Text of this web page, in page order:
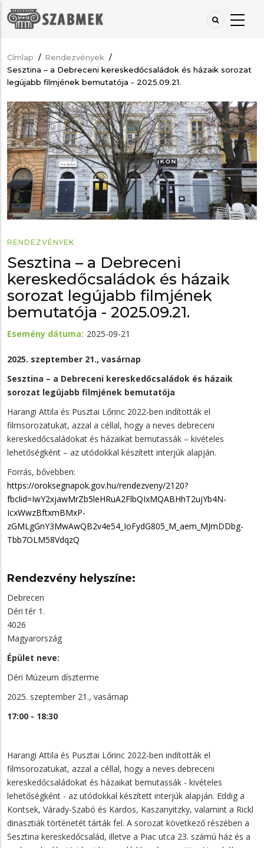
Ugrás
Morzsa
Címlap / Rendezvények /
Sesztina – a Debreceni kereskedőcsaládok és házaik sorozat
legújabb filmjének bemutatója - 2025.09.21.
RENDEZVÉNYEK
Sesztina – a Debreceni
kereskedőcsaládok és házaik
sorozat legújabb filmjének
bemutatója - 2025.09.21.
Esemény dátuma 2025-09-21
2025. szeptember 21., vasárnap
Sesztina – a Debreceni kereskedőcsaládok és házaik
sorozat legújabb filmjének bemutatója
Harangi Attila és Pusztai Lőrinc 2022-ben indították el
filmsorozatukat, azzal a céllal, hogy a neves debreceni
kereskedőcsaládokat és házaikat bemutassák – kivételes
lehetőségként – az utódokkal készített interjúk alapján.
Forrás, bővebben:
https://oroksegnapok.gov.hu/rendezveny/2120?
fbclid=IwY2xjawMrZb5leHRuA2FlbQIxMQABHhT2ujYb4N-
IcxWwzBftxmBMxP-
zGMLgGnY3MwAwQB2v4e54_IoFydG805_M_aem_MJmDDbg-
Tbb7OLM58VdqzQ
Rendezvény helyszíne:
Debrecen
Déri tér 1.
4026
Magyarország
Épület neve:
Déri Múzeum díszterme
2025. szeptember 21., vasárnap
17:00 - 18:30
Harangi Attila és Pusztai Lőrinc 2022-ben indították el
filmsorozatukat, azzal a céllal, hogy a neves debreceni
kereskedőcsaládokat és házaikat bemutassák - kivételes
lehetőségként - az utódokkal készített interjúk alapján. Eddig a
Kontsek, Várady-Szabó és Kardos, Kaszanyitzky, valamint a Rickl
dinasztiák történetét tárták fel. A sorozat következő részében a
Sesztina kereskedőcsalád, illetve a Piac utca 23. számú ház és a